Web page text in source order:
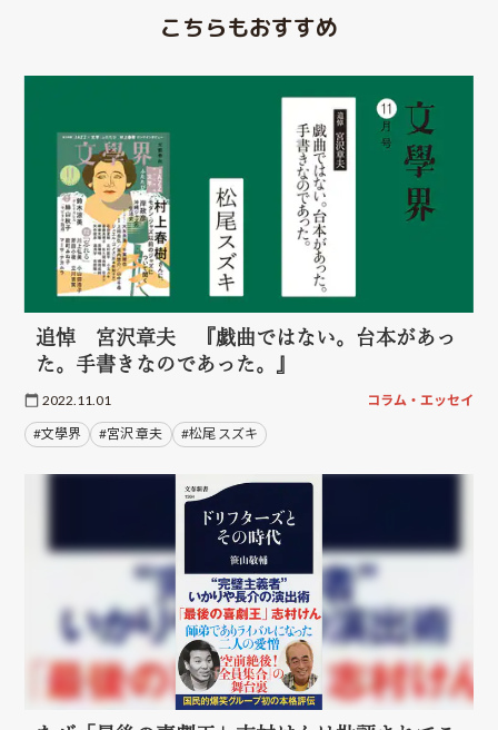
こちらもおすすめ
追悼 宮沢章夫 『戯曲ではない。台本があっ
た。手書きなのであった。』
2022.11.01 コラム・エッセイ
#文學界 #宮沢 章夫 #松尾 スズキ